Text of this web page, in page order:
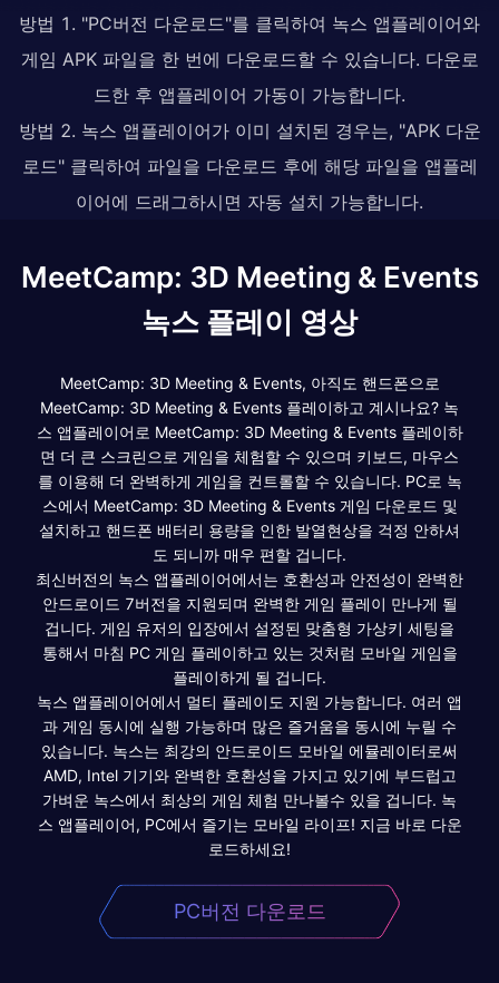
방법 1. "PC버전 다운로드"를 클릭하여 녹스 앱플레이어와
게임 APK 파일을 한 번에 다운로드할 수 있습니다. 다운로
드한 후 앱플레이어 가동이 가능합니다.
방법 2. 녹스 앱플레이어가 이미 설치된 경우는, "APK 다운
로드" 클릭하여 파일을 다운로드 후에 해당 파일을 앱플레
이어에 드래그하시면 자동 설치 가능합니다.
MeetCamp: 3D Meeting & Events
녹스 플레이 영상
MeetCamp: 3D Meeting & Events, 아직도 핸드폰으로
MeetCamp: 3D Meeting & Events 플레이하고 계시나요? 녹
스 앱플레이어로 MeetCamp: 3D Meeting & Events 플레이하
면 더 큰 스크린으로 게임을 체험할 수 있으며 키보드, 마우스
를 이용해 더 완벽하게 게임을 컨트롤할 수 있습니다. PC로 녹
스에서 MeetCamp: 3D Meeting & Events 게임 다운로드 및
설치하고 핸드폰 배터리 용량을 인한 발열현상을 걱정 안하셔
도 되니까 매우 편할 겁니다.
최신버전의 녹스 앱플레이어에서는 호환성과 안전성이 완벽한
안드로이드 7버전을 지원되며 완벽한 게임 플레이 만나게 될
겁니다. 게임 유저의 입장에서 설정된 맞춤형 가상키 세팅을
통해서 마침 PC 게임 플레이하고 있는 것처럼 모바일 게임을
플레이하게 될 겁니다.
녹스 앱플레이어에서 멀티 플레이도 지원 가능합니다. 여러 앱
과 게임 동시에 실행 가능하며 많은 즐거움을 동시에 누릴 수
있습니다. 녹스는 최강의 안드로이드 모바일 에뮬레이터로써
AMD, Intel 기기와 완벽한 호환성을 가지고 있기에 부드럽고
가벼운 녹스에서 최상의 게임 체험 만나볼수 있을 겁니다. 녹
스 앱플레이어, PC에서 즐기는 모바일 라이프! 지금 바로 다운
로드하세요!
PC버전 다운로드